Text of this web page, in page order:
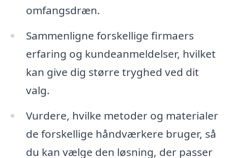
omfangsdræn.
Sammenligne forskellige firmaers
erfaring og kundeanmeldelser, hvilket
kan give dig større tryghed ved dit
valg.
Vurdere, hvilke metoder og materialer
de forskellige håndværkere bruger, så
du kan vælge den løsning, der passer